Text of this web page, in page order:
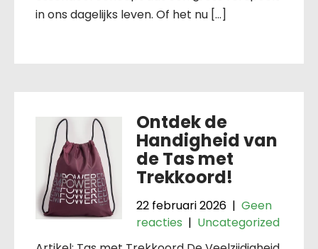
in ons dagelijks leven. Of het nu […]
Ontdek de
Handigheid van
de Tas met
Trekkoord!
22 februari 2026 | Geen
reacties | Uncategorized